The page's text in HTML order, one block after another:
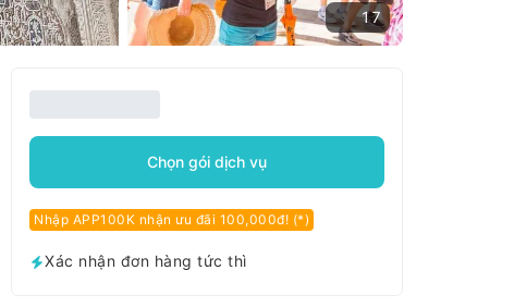
17
Chọn gói dịch vụ
Nhập APP100K nhận ưu đãi 100,000đ! (*)
Xác nhận đơn hàng tức thì